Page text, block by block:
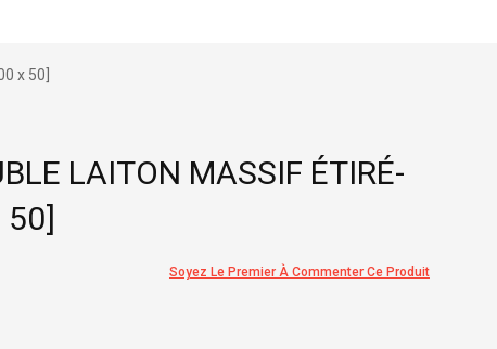
x 50]
LAITON MASSIF ÉTIRÉ-
50]
Soyez Le Premier À Commenter Ce Produit